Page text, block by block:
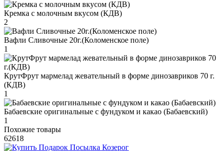
Кремка с молочным вкусом (КДВ)
2
Вафли Сливочные 20г.(Коломенское поле)
1
КрутФрут мармелад жевательный в форме динозавриков 70 г.
(КДВ)
1
Бабаевские оригинальные с фундуком и какао (Бабаевский)
1
Похожие товары
62618